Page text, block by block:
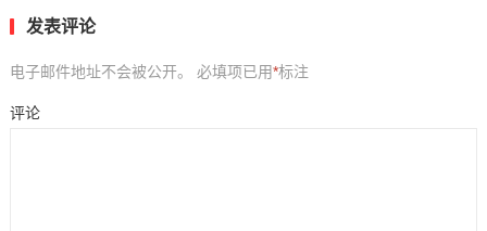
发表评论
电子邮件地址不会被公开。 必填项已用*标注
评论